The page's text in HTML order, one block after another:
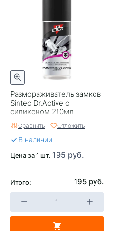
Размораживатель замков
Sintec Dr.Active с
силиконом 210мл
Сравнить Отложить
В наличии
Цена за 1 шт. 195 руб.
Итого: 195 руб.